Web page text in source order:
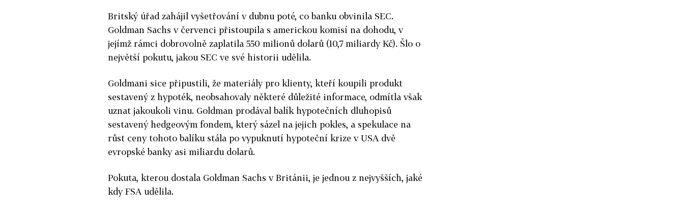
Britský úřad zahájil vyšetřování v dubnu poté, co banku obvinila SEC.
Goldman Sachs v červenci přistoupila s americkou komisí na dohodu, v
jejímž rámci dobrovolně zaplatila 550 milionů dolarů (10,7 miliardy Kč). Šlo o
největší pokutu, jakou SEC ve své historii udělila.
Goldmani sice připustili, že materiály pro klienty, kteří koupili produkt
sestavený z hypoték, neobsahovaly některé důležité informace, odmítla však
uznat jakoukoli vinu. Goldman prodával balík hypotečních dluhopisů
sestavený hedgeovým fondem, který sázel na jejich pokles, a spekulace na
růst ceny tohoto balíku stála po vypuknutí hypoteční krize v USA dvě
evropské banky asi miliardu dolarů.
Pokuta, kterou dostala Goldman Sachs v Británii, je jednou z nejvyšších, jaké
kdy FSA udělila.